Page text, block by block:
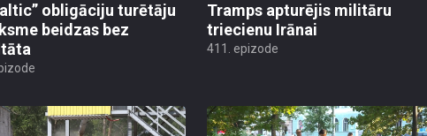
obligāciju turētāju
beidzas bez
Tramps apturējis militāru
triecienu Irānai
411. epizode